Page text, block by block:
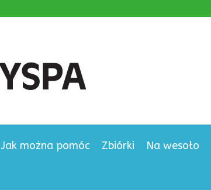
Jak można pomóc Zbiórki Na wesoło